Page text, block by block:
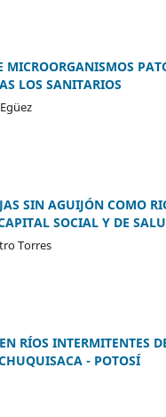
MICROORGANISMOS
LOS SANITARIOS
SIN AGUIJÓN COMO
SOCIAL Y DE
Torres
RÍOS INTERMITENTES
- POTOSÍ